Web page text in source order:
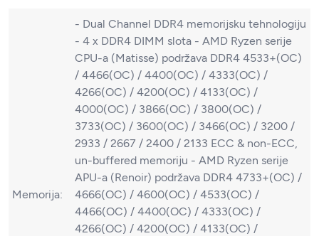
Memorija:
- Dual Channel DDR4 memorijsku tehnologiju
- 4 x DDR4 DIMM slota - AMD Ryzen serije
CPU-a (Matisse) podržava DDR4 4533+(OC)
/ 4466(OC) / 4400(OC) / 4333(OC) /
4266(OC) / 4200(OC) / 4133(OC) /
4000(OC) / 3866(OC) / 3800(OC) /
3733(OC) / 3600(OC) / 3466(OC) / 3200 /
2933 / 2667 / 2400 / 2133 ECC & non-ECC,
un-buffered memoriju - AMD Ryzen serije
APU-a (Renoir) podržava DDR4 4733+(OC) /
4666(OC) / 4600(OC) / 4533(OC) /
4466(OC) / 4400(OC) / 4333(OC) /
4266(OC) / 4200(OC) / 4133(OC) /